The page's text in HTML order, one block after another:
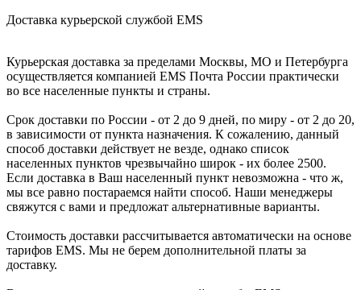
Доставка курьерской службой EMS
Курьерская доставка за пределами Москвы, МО и Петербурга
осуществляется компанией ЕМS Почта России практически
во все населенные пункты и страны.
Срок доставки по России - от 2 до 9 дней, по миру - от 2 до 20,
в зависимости от пункта назначения. К сожалению, данный
способ доставки действует не везде, однако список
населенных пунктов чрезвычайно широк - их более 2500.
Если доставка в Ваш населенный пункт невозможна - что ж,
мы все равно постараемся найти способ. Наши менеджеры
свяжутся с вами и предложат альтернативные варианты.
Стоимость доставки рассчитывается автоматически на основе
тарифов ЕМS. Мы не берем дополнительной платы за
доставку.